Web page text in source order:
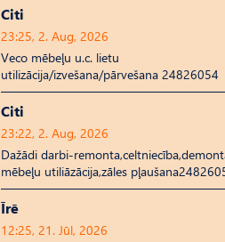
Citi
23:25, 2. Aug, 2026
Veco mēbeļu u.c. lietu
utilizācija/izvešana/pārvešana 24826054
Citi
23:22, 2. Aug, 2026
Dažādi darbi-
mēbeļu utiliāzācija,zāles
Īrē
12:25, 21. Jūl, 2026